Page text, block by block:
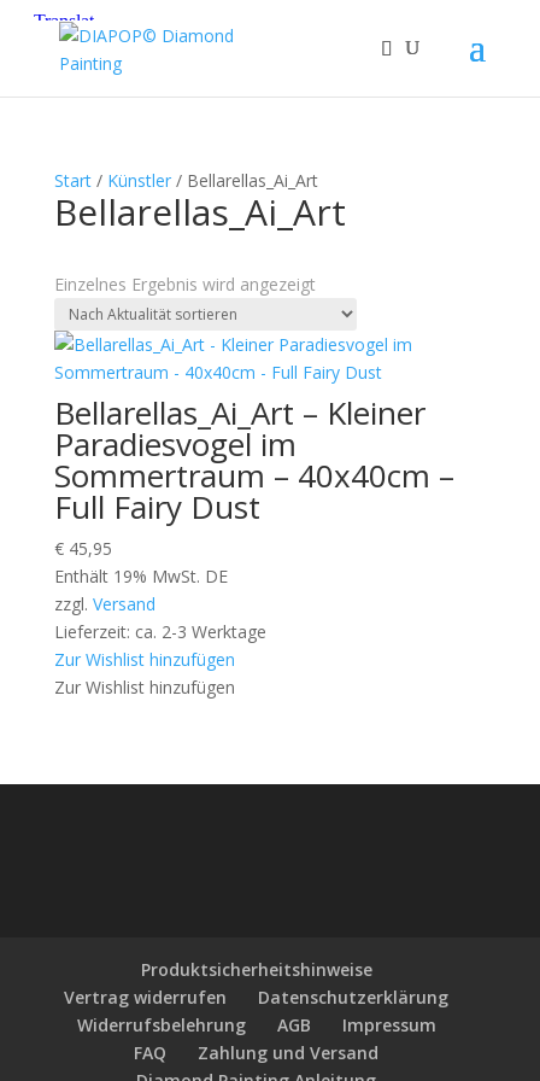
Start/ Künstler/ Bellarellas_Ai_Art
Bellarellas_Ai_Art
Einzelnes Ergebnis wird angezeigt
Bellarellas_Ai_Art – Kleiner
Paradiesvogel im
Sommertraum – 40x40cm –
Full Fairy Dust
€45,95
Enthält 19% MwSt. DE
zzgl. Versand
Lieferzeit: ca. 2-3 Werktage
Zur Wishlist hinzufügen
Zur Wishlist hinzufügen
Produktsicherheitshinweise
Vertrag widerrufen
Datenschutzerklärung
Widerrufsbelehrung
AGB
Impressum
FAQ
Zahlung und Versand